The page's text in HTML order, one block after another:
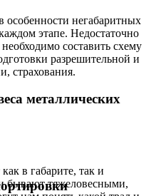
особенности негабаритных
этапе. Недостаточно
составить схему
разрешительной и
страхования.
металлических
в габарите, так и
бывают тяжеловесными,